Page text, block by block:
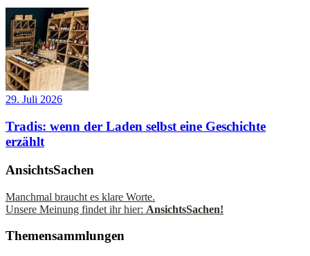
29. Juli 2026
Tradis: wenn der Laden selbst eine Geschichte
erzählt
AnsichtsSachen
Manchmal braucht es klare Worte.
Unsere Meinung findet ihr hier: AnsichtsSachen!
Themensammlungen